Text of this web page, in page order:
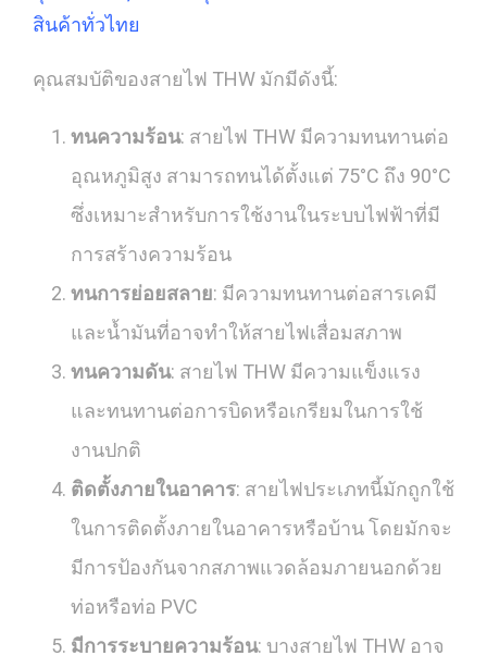
สินค้าทั่วไทย
คุณสมบัติของสายไฟ THW มักมีดังนี้:
ทนความร้อน: สายไฟ THW มีความทนทานต่อ
อุณหภูมิสูง สามารถทนได้ตั้งแต่ 75°C ถึง 90°C
ซึ่งเหมาะสำหรับการใช้งานในระบบไฟฟ้าที่มี
การสร้างความร้อน
ทนการย่อยสลาย: มีความทนทานต่อสารเคมี
และน้ำมันที่อาจทำให้สายไฟเสื่อมสภาพ
ทนความดัน: สายไฟ THW มีความแข็งแรง
และทนทานต่อการบิดหรือเกรียมในการใช้
งานปกติ
ติดตั้งภายในอาคาร: สายไฟประเภทนี้มักถูกใช้
ในการติดตั้งภายในอาคารหรือบ้าน โดยมักจะ
มีการป้องกันจากสภาพแวดล้อมภายนอกด้วย
ท่อหรือท่อ PVC
มีการระบายความร้อน: บางสายไฟ THW อาจ